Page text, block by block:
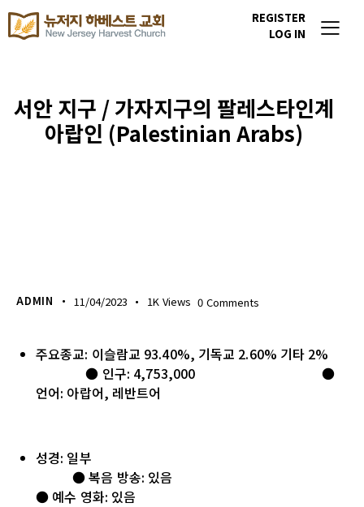
REGISTER
LOG IN
서안 지구 / 가자지구의 팔레스타인계
아랍인 (Palestinian Arabs)
ADMIN 11/04/2023 1K Views 0 Comments
주요종교: 이슬람교 93.40%, 기독교 2.60% 기타 2%
● 인구: 4,753,000 ●
언어: 아랍어, 레반트어
성경: 일부
● 복음 방송: 있음
● 예수 영화: 있음